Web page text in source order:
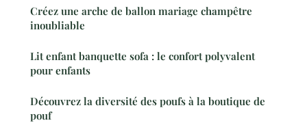
Créez une arche de ballon mariage champêtre
inoubliable
Lit enfant banquette sofa : le confort polyvalent
pour enfants
Découvrez la diversité des poufs à la boutique de
pouf